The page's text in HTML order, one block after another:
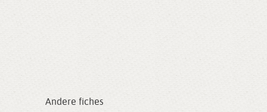
Andere fiches